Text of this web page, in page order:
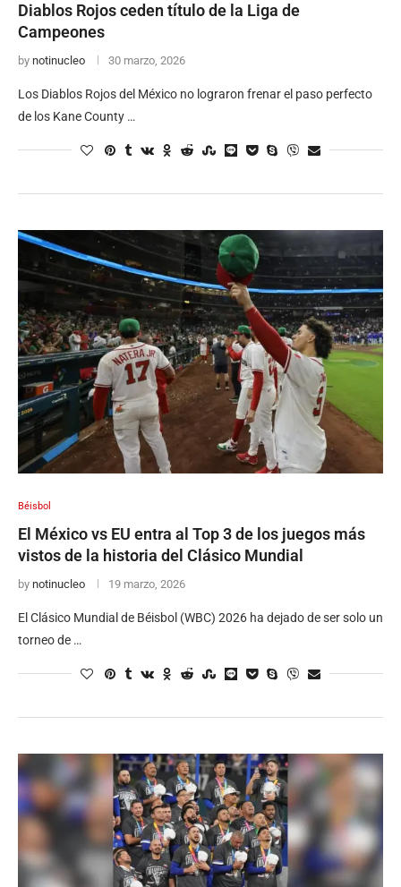
Diablos Rojos ceden título de la Liga de
Campeones
by notinucleo 30 marzo, 2026
Los Diablos Rojos del México no lograron frenar el paso perfecto
de los Kane County …
Béisbol
El México vs EU entra al Top 3 de los juegos más
vistos de la historia del Clásico Mundial
by notinucleo 19 marzo, 2026
El Clásico Mundial de Béisbol (WBC) 2026 ha dejado de ser solo un
torneo de …